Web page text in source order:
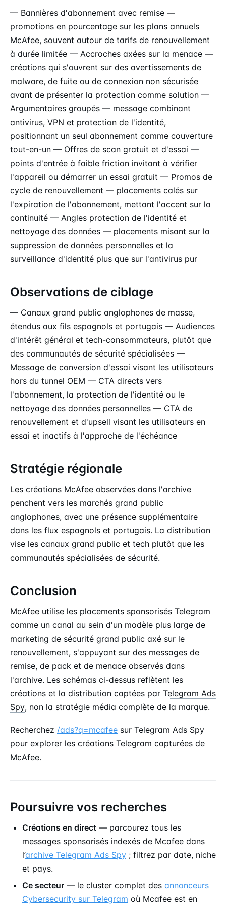
— Bannières d'abonnement avec remise —
promotions en pourcentage sur les plans annuels
McAfee, souvent autour de tarifs de renouvellement
à durée limitée — Accroches axées sur la menace —
créations qui s'ouvrent sur des avertissements de
malware, de fuite ou de connexion non sécurisée
avant de présenter la protection comme solution —
Argumentaires groupés — message combinant
antivirus, VPN et protection de l'identité,
positionnant un seul abonnement comme couverture
tout-en-un — Offres de scan gratuit et d'essai —
points d'entrée à faible friction invitant à vérifier
l'appareil ou démarrer un essai gratuit — Promos de
cycle de renouvellement — placements calés sur
l'expiration de l'abonnement, mettant l'accent sur la
continuité — Angles protection de l'identité et
nettoyage des données — placements misant sur la
suppression de données personnelles et la
surveillance d'identité plus que sur l'antivirus pur
Observations de ciblage
— Canaux grand public anglophones de masse,
étendus aux fils espagnols et portugais — Audiences
d'intérêt général et tech-consommateurs, plutôt que
des communautés de sécurité spécialisées —
Message de conversion d'essai visant les utilisateurs
hors du tunnel OEM — CTA directs vers
l'abonnement, la protection de l'identité ou le
nettoyage des données personnelles — CTA de
renouvellement et d'upsell visant les utilisateurs en
essai et inactifs à l'approche de l'échéance
Stratégie régionale
Les créations McAfee observées dans l'archive
penchent vers les marchés grand public
anglophones, avec une présence supplémentaire
dans les flux espagnols et portugais. La distribution
vise les canaux grand public et tech plutôt que les
communautés spécialisées de sécurité.
Conclusion
McAfee utilise les placements sponsorisés Telegram
comme un canal au sein d'un modèle plus large de
marketing de sécurité grand public axé sur le
renouvellement, s'appuyant sur des messages de
remise, de pack et de menace observés dans
l'archive. Les schémas ci-dessus reflètent les
créations et la distribution captées par Telegram Ads
Spy, non la stratégie média complète de la marque.
Recherchez /ads?q=mcafee sur Telegram Ads Spy
pour explorer les créations Telegram capturées de
McAfee.
Poursuivre vos recherches
Créations en direct — parcourez tous les
messages sponsorisés indexés de Mcafee dans
l’archive Telegram Ads Spy ; filtrez par date, niche
et pays.
Ce secteur — le cluster complet des annonceurs
Cybersecurity sur Telegram où Mcafee est en